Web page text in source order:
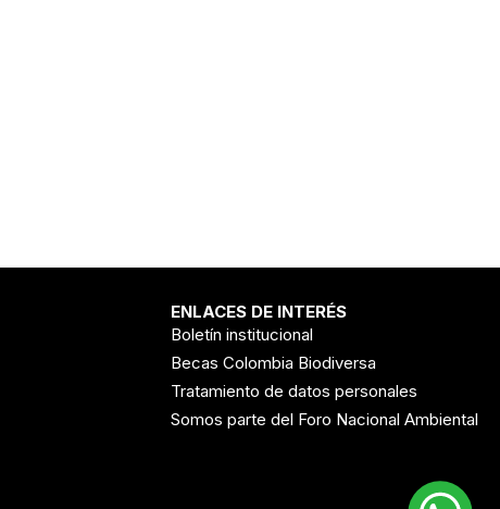
ENLACES DE INTERÉS
Boletín institucional
Becas Colombia Biodiversa
Tratamiento de datos personales
Somos parte del Foro Nacional Ambiental